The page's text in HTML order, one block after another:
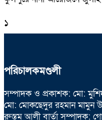
১
পরিচালকমণ্ডলী
সম্পাদক ও প্রকাশক: মো:
মো: মোকছেদুর রহমান মামুন
রুস্তম আলী বার্তা সম্পাদক: